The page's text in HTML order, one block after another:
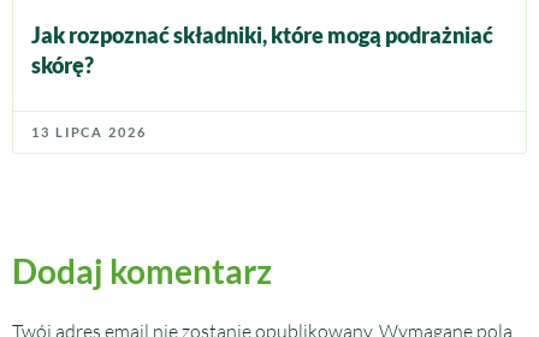
Jak rozpoznać składniki, które mogą podrażniać
skórę?
13 LIPCA 2026
Dodaj komentarz
Twój adres email nie zostanie opublikowany. Wymagane pola